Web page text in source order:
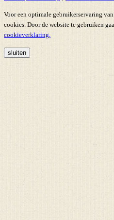
Voor een optimale gebruikerservaring
cookies. Door de website te gebruiken
cookieverklaring.
sluiten